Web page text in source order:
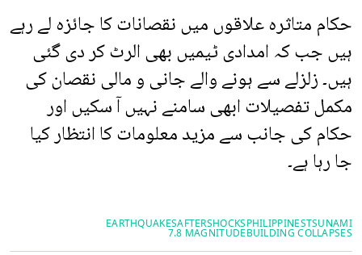
حکام متاثرہ علاقوں میں نقصانات کا جائزہ لے رہے
ہیں جب کہ امدادی ٹیمیں بھی الرٹ کر دی گئی
ہیں۔ زلزلے سے ہونے والے جانی و مالی نقصان کی
مکمل تفصیلات ابھی سامنے نہیں آ سکیں اور
حکام کی جانب سے مزید معلومات کا انتظار کیا
جا رہا ہے۔
TSUNAMI
PHILIPPINES
AFTERSHOCKS
EARTHQUAKES
BUILDING COLLAPSES
7.8 MAGNITUDE